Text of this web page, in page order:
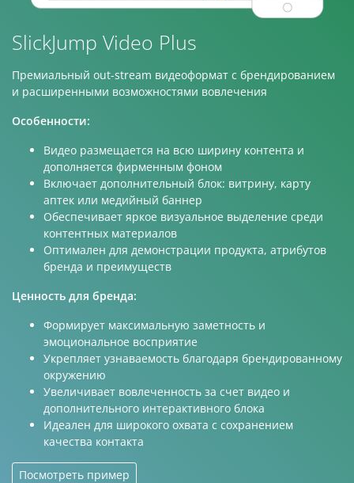
SlickJump Video Plus
Премиальный out-stream видеоформат с брендированием
и расширенными возможностями вовлечения
Особенности:
Видео размещается на всю ширину контента и
дополняется фирменным фоном
Включает дополнительный блок: витрину, карту
аптек или медийный баннер
Обеспечивает яркое визуальное выделение среди
контентных материалов
Оптимален для демонстрации продукта, атрибутов
бренда и преимуществ
Ценность для бренда:
Формирует максимальную заметность и
эмоциональное восприятие
Укрепляет узнаваемость благодаря брендированному
окружению
Увеличивает вовлеченность за счет видео и
дополнительного интерактивного блока
Идеален для широкого охвата с сохранением
качества контакта
Посмотреть пример